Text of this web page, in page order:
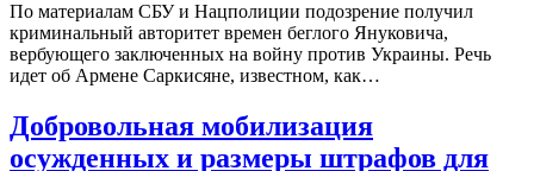
По материалам СБУ и Нацполиции подозрение получил
криминальный авторитет времен беглого Януковича,
вербующего заключенных на войну против Украины. Речь
идет об Армене Саркисяне, известном, как…
Добровольная мобилизация
осужденных и размеры штрафов для